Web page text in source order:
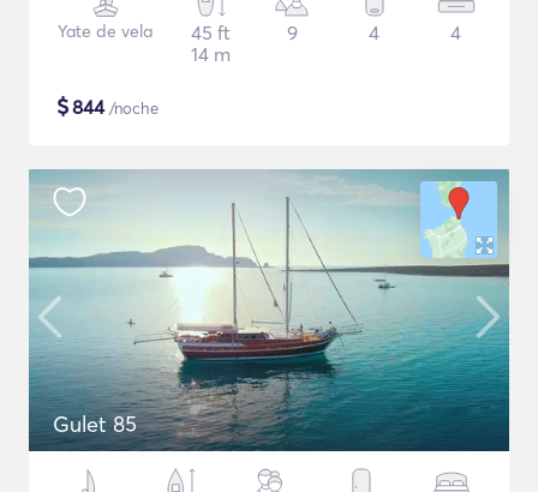
Yate de vela
45 ft
14 m
9 4 4
$844/noche
Gulet 85